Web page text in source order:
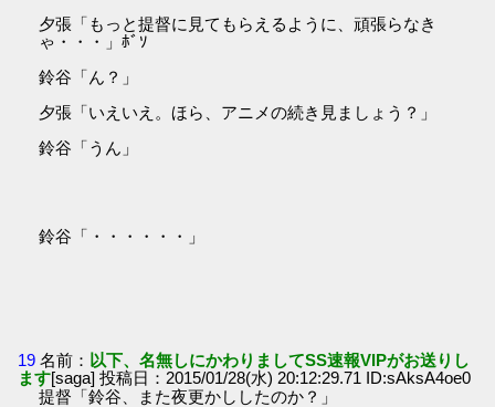
夕張「もっと提督に見てもらえるように、頑張らなき
ゃ・・・」ﾎﾞｿ
鈴谷「ん？」
夕張「いえいえ。ほら、アニメの続き見ましょう？」
鈴谷「うん」
鈴谷「・・・・・・」
19 名前： 以下、名無しにかわりましてSS速報VIPがお送りし
ます[saga] 投稿日：2015/01/28(水) 20:12:29.71 ID:sAksA4oe0
提督「鈴谷、また夜更かししたのか？」